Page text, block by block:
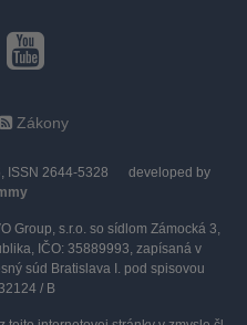
Zákony
ISSN 2644-5328
developed by
Group, s.r.o. so sídlom Zámocká 3,
IČO: 35889993, zapísaná v
súd Bratislava I. pod spisovou
/ B